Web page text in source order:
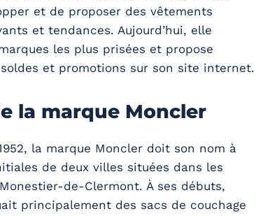
et de proposer des vêtements
et tendances. Aujourd’hui, elle
les plus prisées et propose
et promotions sur son site internet.
la marque Moncler
la marque Moncler doit son nom à
de deux villes situées dans les
de-Clermont. À ses débuts,
principalement des sacs de couchage